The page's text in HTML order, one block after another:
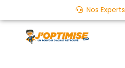
Nos Experts